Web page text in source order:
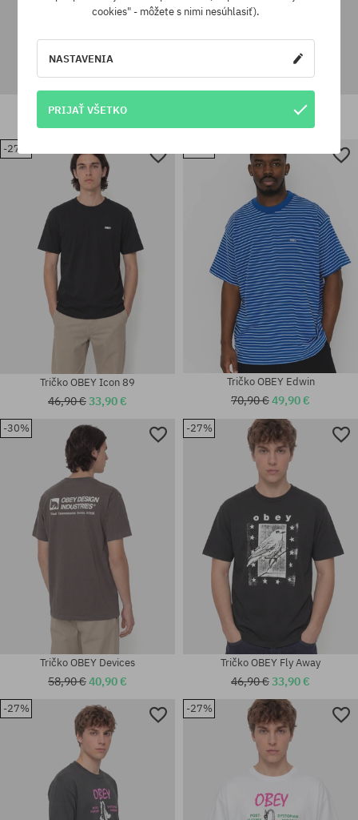
Dostupné veľkosti:
Dostupné veľkosti:
Dostupné veľkosti:
Tričko OBEY Chalky Icon
Dostupné veľkosti:
Tričko OBEY Icon 89
-27%
Dostupné veľkosti:
Tričko OBEY Icon 89
46,90 €33,90 €
Dostupné veľkosti:
Tričko OBEY Edwin
70,90 €49,90 €
-30%
Tričko OBEY Devices
58,90 €40,90 €
-27%
Tričko OBEY Fly Away
46,90 €33,90 €
-27% -27%
cookies" - môžete s nimi nesúhlasiť).
NASTAVENIA
PRIJAŤ VŠETKO